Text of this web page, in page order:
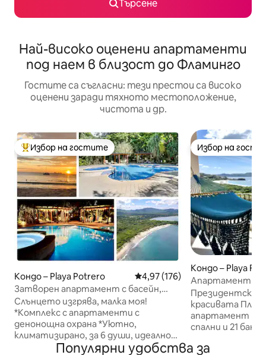
Търсене
Най-високо оценени апартаменти
под наем в близост до Фламинго
Гостите са съгласни: тези престои са високо
оценени заради тяхното местоположение,
чистота и др.
Най-популярен избор на гостите
Избор на гостите
Кондо – Playa Potrero Средна оценка: 4,97 от 5,
4,97 (176)
Затворен апартамент с басейн,
близо до Плая Пенка - 6 места за
спане
Слънцето изгрява, малка моя!
*Комплекс с апартаменти с
денонощна охрана *Уютно,
климатизирано, за 6 души, идеално
за семейства или двойки *Само на
Избор на
Избор на
Кондо – Playa
Апартамент
изглед към
разстояние до
Президентски
красивата Плая
апартамент на
спални и 21
лукс и
Популярни удобства за